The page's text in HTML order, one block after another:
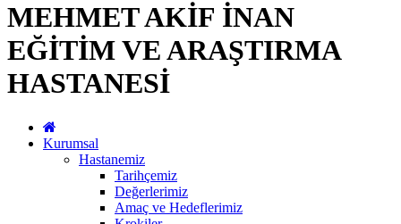
MEHMET AKİF İNAN
EĞİTİM VE ARAŞTIRMA
HASTANESİ
Kurumsal
Hastanemiz
Tarihçemiz
Değerlerimiz
Amaç ve Hedeflerimiz